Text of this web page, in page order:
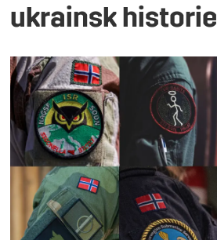
ukrainsk historie